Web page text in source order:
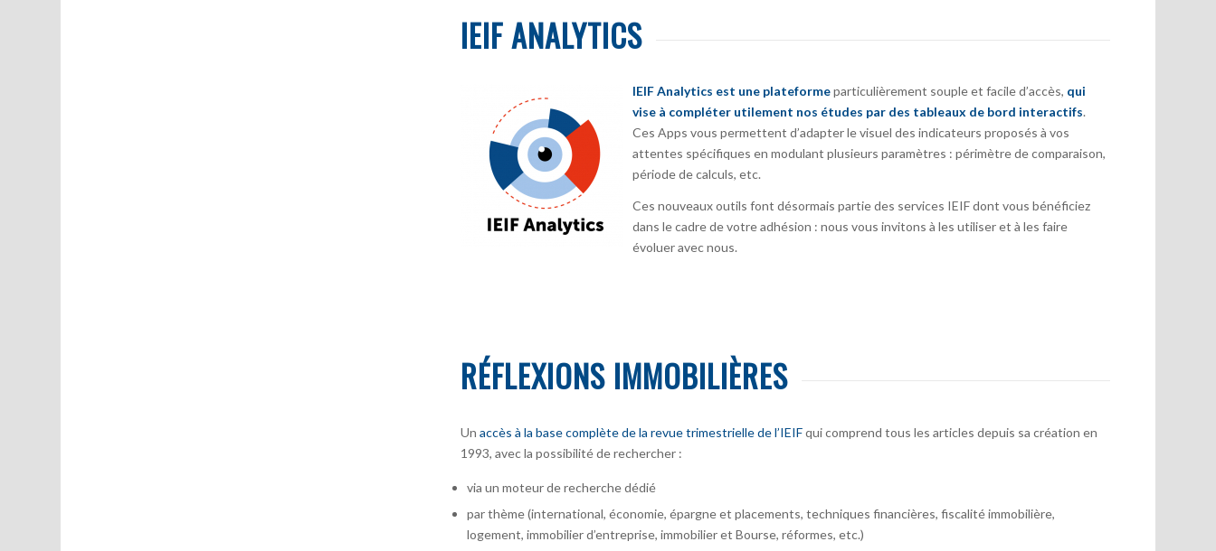
IEIF ANALYTICS
IEIF Analytics est une plateformeparticulièrement souple et facile d’accès, qui
vise à compléter utilement nos études par des tableaux de bord interactifs.
Ces Apps vous permettent d’adapter le visuel des indicateurs proposés à vos
attentes spécifiques en modulant plusieurs paramètres : périmètre de comparaison,
période de calculs, etc.
Ces nouveaux outils font désormais partie des services IEIF dont vous bénéficiez
dans le cadre de votre adhésion : nous vous invitons à les utiliser et à les faire
évoluer avec nous.
RÉFLEXIONS IMMOBILIÈRES
Unaccès à la base complète de la revue trimestrielle de l’IEIFqui comprend tous les articles depuis sa création en
1993, avec la possibilité de rechercher :
via un moteur de recherche dédié
par thème (international, économie, épargne et placements, techniques financières, fiscalité immobilière,
logement, immobilier d’entreprise, immobilier et Bourse, réformes, etc.)